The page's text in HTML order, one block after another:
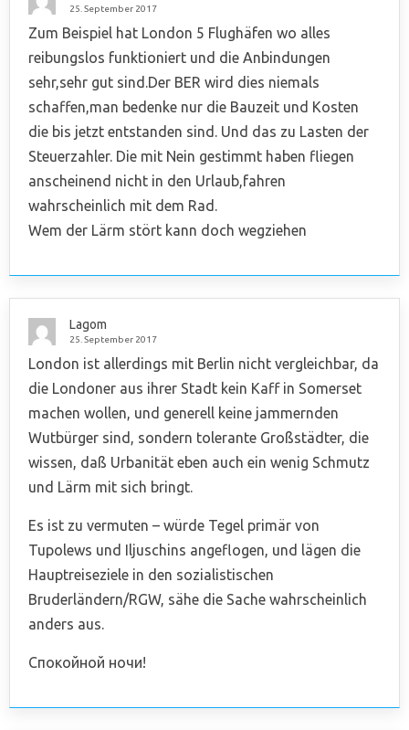
25. September 2017
Zum Beispiel hat London 5 Flughäfen wo alles
reibungslos funktioniert und die Anbindungen
sehr,sehr gut sind.Der BER wird dies niemals
schaffen,man bedenke nur die Bauzeit und Kosten
die bis jetzt entstanden sind. Und das zu Lasten der
Steuerzahler. Die mit Nein gestimmt haben fliegen
anscheinend nicht in den Urlaub,fahren
wahrscheinlich mit dem Rad.
Wem der Lärm stört kann doch wegziehen
Lagom
25. September 2017
London ist allerdings mit Berlin nicht vergleichbar, da
die Londoner aus ihrer Stadt kein Kaff in Somerset
machen wollen, und generell keine jammernden
Wutbürger sind, sondern tolerante Großstädter, die
wissen, daß Urbanität eben auch ein wenig Schmutz
und Lärm mit sich bringt.
Es ist zu vermuten – würde Tegel primär von
Tupolews und Iljuschins angeflogen, und lägen die
Hauptreiseziele in den sozialistischen
Bruderländern/RGW, sähe die Sache wahrscheinlich
anders aus.
Спокойной ночи!